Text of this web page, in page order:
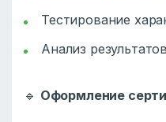
Тестирование
Анализ результатов
🔹 Оформление